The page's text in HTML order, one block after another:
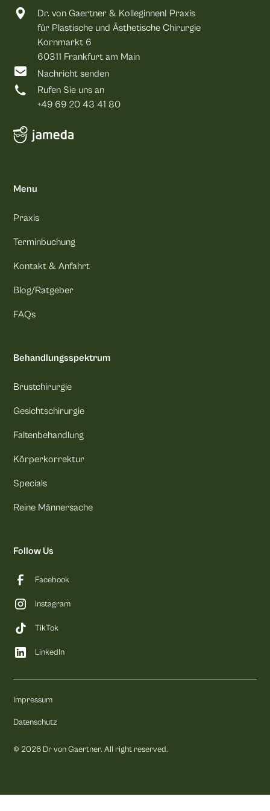
Dr. von Gaertner & KolleginnenI Praxis
für Plastische und Ästhetische Chirurgie
Kornmarkt 6
60311 Frankfurt am Main
Nachricht senden
Rufen Sie uns an
+49 69 20 43 41 80
Menu
Praxis
Terminbuchung
Kontakt & Anfahrt
Blog/Ratgeber
FAQs
Behandlungsspektrum
Brustchirurgie
Gesichtschirurgie
Faltenbehandlung
Körperkorrektur
Specials
Reine Männersache
Follow Us
Facebook
Instagram
TikTok
LinkedIn
© 2026 Dr von Gaertner. All right reserved.
Impressum
Datenschutz